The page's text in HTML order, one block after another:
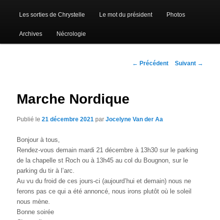
Les sorties de Chrystelle Le mot du président Photos
Archives Nécrologie
Navigation
← Précédent Suivant →
Marche Nordique
Publié le21 décembre 2021 parJocelyne Van der Aa
Bonjour à tous,
Rendez-vous demain mardi 21 décembre à 13h30 sur le parking
de la chapelle st Roch ou à 13h45 au col du Bougnon, sur le
parking du tir à l’arc.
Au vu du froid de ces jours-ci (aujourd’hui et demain) nous ne
ferons pas ce qui a été annoncé, nous irons plutôt où le soleil
nous mène.
Bonne soirée